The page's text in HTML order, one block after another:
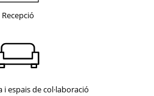
Recepció
espais de col·laboració